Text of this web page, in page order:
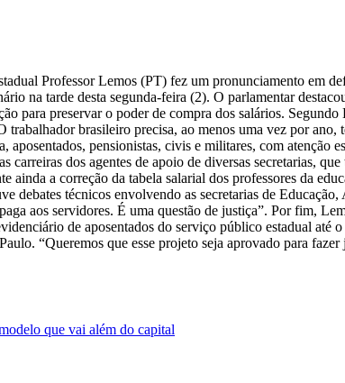
Professor Lemos (PT) fez um pronunciamento em
na tarde desta segunda-feira (2). O parlamentar
para preservar o poder de compra dos salários.
brasileiro precisa, ao menos uma vez por ano,
pensionistas, civis e militares, com atenção
dos agentes de apoio de diversas secretarias,
ainda a correção da tabela salarial dos professores da
debates técnicos envolvendo as secretarias de
aos servidores. É uma questão de justiça”. Por fim,
de aposentados do serviço público estadual até
“Queremos que esse projeto seja aprovado para